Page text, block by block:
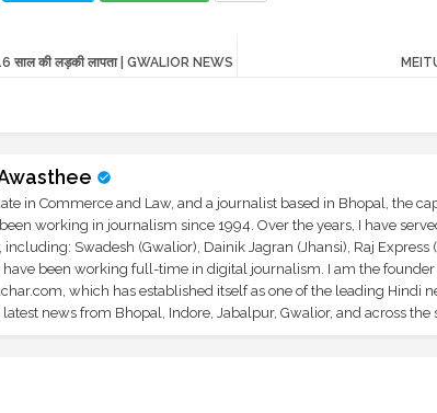
साल की लड़की लापता | GWALIOR NEWS
in Commerce and Law, and a journalist based in Bhopal, the
working in journalism since 1994. Over the years, I have
Swadesh (Gwalior), Dainik Jagran (Jhansi), Raj Express
have been working full-time in digital journalism. I am the
which has established itself as one of the leading Hindi
news from Bhopal, Indore, Jabalpur, Gwalior, and across the